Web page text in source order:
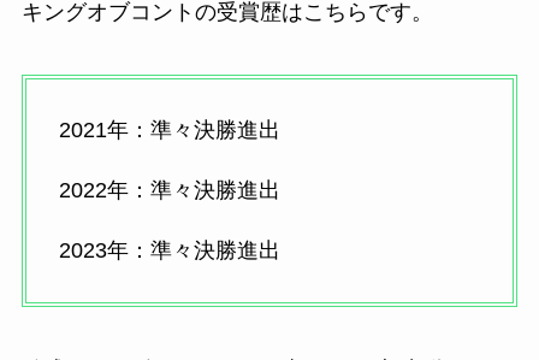
キングオブコントの受賞歴はこちらです。
2021年：準々決勝進出
2022年：準々決勝進出
2023年：準々決勝進出